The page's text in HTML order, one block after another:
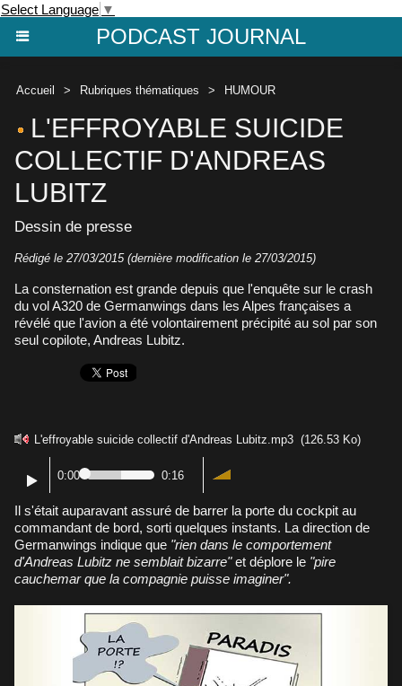
Select Language ▼
PODCAST JOURNAL
Accueil > Rubriques thématiques > HUMOUR
L'EFFROYABLE SUICIDE
COLLECTIF D'ANDREAS
LUBITZ
Dessin de presse
Rédigé le 27/03/2015 (dernière modification le 27/03/2015)
La consternation est grande depuis que l'enquête sur le crash
du vol A320 de Germanwings dans les Alpes françaises a
révélé que l'avion a été volontairement précipité au sol par son
seul copilote, Andreas Lubitz.
L'effroyable suicide collectif d'Andreas Lubitz.mp3 (126.53 Ko)
0:00 0:16
Il s'était auparavant assuré de barrer la porte du cockpit au
commandant de bord, sorti quelques instants. La direction de
Germanwings indique que "rien dans le comportement
d'Andreas Lubitz ne semblait bizarre"et déplore le "pire
cauchemar que la compagnie puisse imaginer".